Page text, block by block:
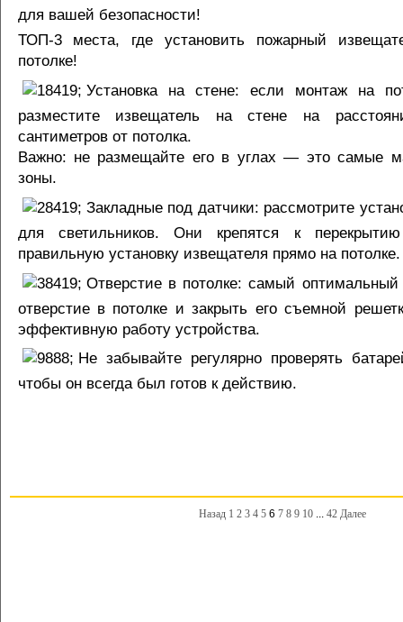
для вашей безопасности!
ТОП-3 места, где установить пожарный
потолке!
Установка на стене: если монтаж на
разместите извещатель на стене на
сантиметров от потолка.
Важно: не размещайте его в углах — это самые
зоны.
Закладные под датчики: рассмотрите
для светильников. Они крепятся к
правильную установку извещателя прямо на потолке.
Отверстие в потолке: самый
отверстие в потолке и закрыть его съемной
эффективную работу устройства.
Не забывайте регулярно проверять
чтобы он всегда был готов к действию.
Назад 1 2 3 4 5 6 7 8 9 10 ... 42 Далее